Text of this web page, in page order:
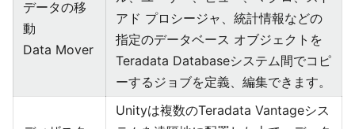
データの移
動
Data Mover
アド プロシージャ、統計情報などの
指定のデータベース オブジェクトを
Teradata Databaseシステム間でコピ
ーするジョブを定義、編集できます。
Unityは複数のTeradata Vantageシス